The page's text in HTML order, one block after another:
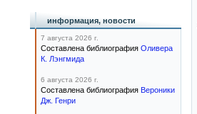
информация, новости
7 августа 2026 г.
Составлена библиография Оливера
К. Лэнгмида
6 августа 2026 г.
Составлена библиография Вероники
Дж. Генри